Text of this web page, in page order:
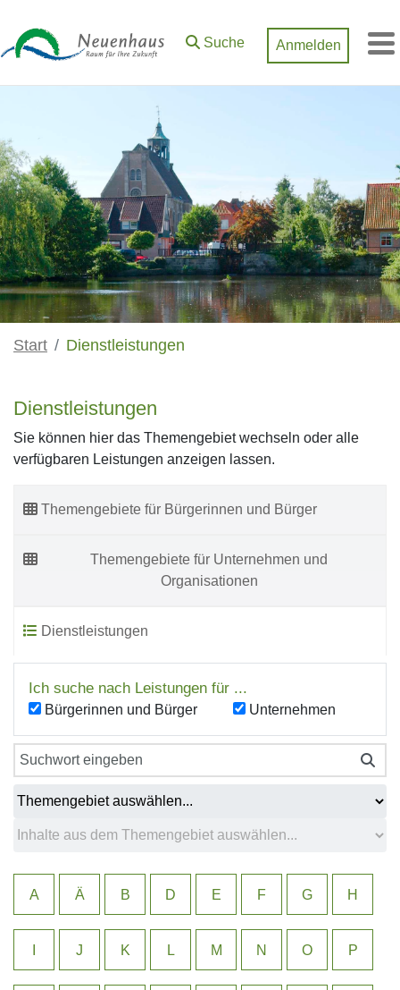
Suche
Anmelden
Start Dienstleistungen
Dienstleistungen
Sie können hier das Themengebiet wechseln oder alle
verfügbaren Leistungen anzeigen lassen.
Themengebiete für Bürgerinnen und Bürger
Themengebiete für Unternehmen und
Organisationen
Dienstleistungen
Ich suche nach Leistungen für ...
Bürgerinnen und Bürger Unternehmen
A Ä B D E F G H
J K L M N O P